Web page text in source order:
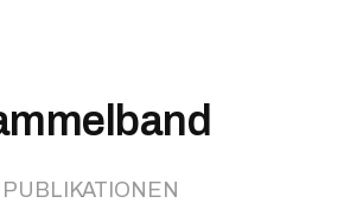
PUBLIKATIONEN